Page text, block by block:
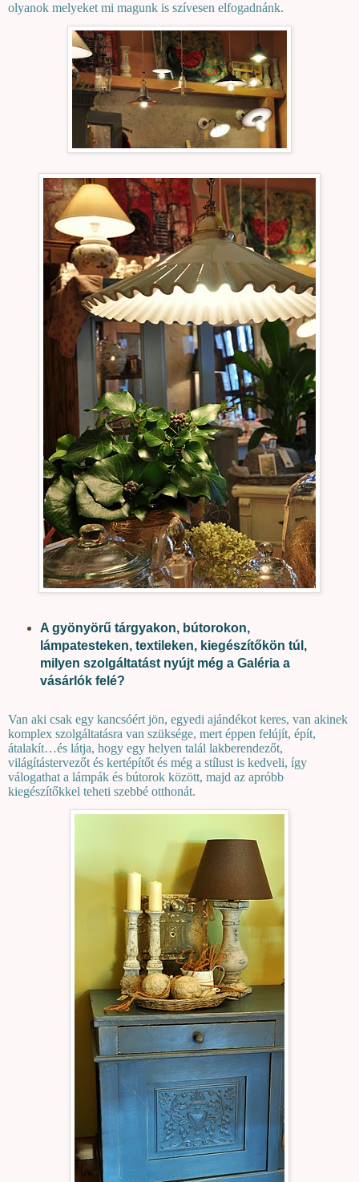
olyanok melyeket mi magunk is szívesen elfogadnánk.
A gyönyörű tárgyakon, bútorokon,
lámpatesteken, textileken, kiegészítőkön túl,
milyen szolgáltatást nyújt még a Galéria a
vásárlók felé?
Van aki csak egy kancsóért jön, egyedi ajándékot keres, van akinek
komplex szolgáltatásra van szüksége, mert éppen felújít, épít,
átalakít…és látja, hogy egy helyen talál lakberendezőt,
világítástervezőt és kertépítőt és még a stílust is kedveli, így
válogathat a lámpák és bútorok között, majd az apróbb
kiegészítőkkel teheti szebbé otthonát.